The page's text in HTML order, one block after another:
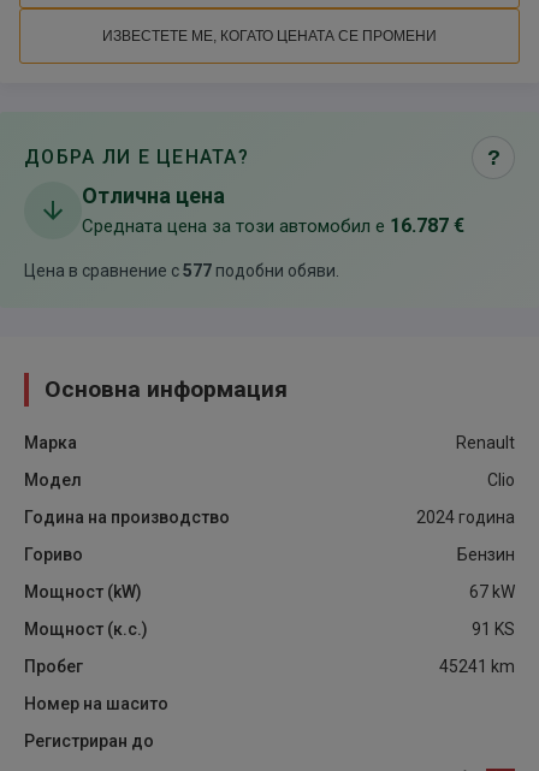
ИЗВЕСТЕТЕ МЕ, КОГАТО ЦЕНАТА СЕ ПРОМЕНИ
ДОБРА ЛИ Е ЦЕНАТА? ?
Отлична цена
Средната цена за този автомобил е 16.787 €
Цена в сравнение с577 подобни обяви
Основна информация
Марка
Renault
Модел
Clio
Година на производство
2024 година
Гориво
Бензин
Мощност (kW)
67 kW
Мощност (к.с.)
91 KS
Пробег
45241 km
Номер на шасито
Регистриран до